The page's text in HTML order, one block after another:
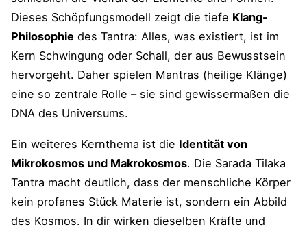
Dieses Schöpfungsmodell zeigt die tiefe Klang-
Philosophie des Tantra: Alles, was existiert, ist im
Kern Schwingung oder Schall, der aus Bewusstsein
hervorgeht. Daher spielen Mantras (heilige Klänge)
eine so zentrale Rolle – sie sind gewissermaßen die
DNA des Universums.
Ein weiteres Kernthema ist die Identität von
Mikrokosmos und Makrokosmos. Die Sarada Tilaka
Tantra macht deutlich, dass der menschliche Körper
kein profanes Stück Materie ist, sondern ein Abbild
des Kosmos. In dir wirken dieselben Kräfte und